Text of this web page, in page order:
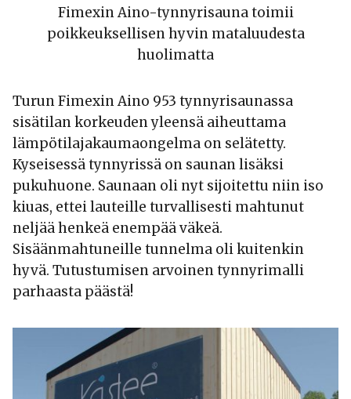
Fimexin Aino-tynnyrisauna toimii
poikkeuksellisen hyvin mataluudesta
huolimatta
Turun Fimexin Aino 953 tynnyrisaunassa
sisätilan korkeuden yleensä aiheuttama
lämpötilajakaumaongelma on selätetty.
Kyseisessä tynnyrissä on saunan lisäksi
pukuhuone. Saunaan oli nyt sijoitettu niin iso
kiuas, ettei lauteille turvallisesti mahtunut
neljää henkeä enempää väkeä.
Sisäänmahtuneille tunnelma oli kuitenkin
hyvä. Tutustumisen arvoinen tynnyrimalli
parhaasta päästä!